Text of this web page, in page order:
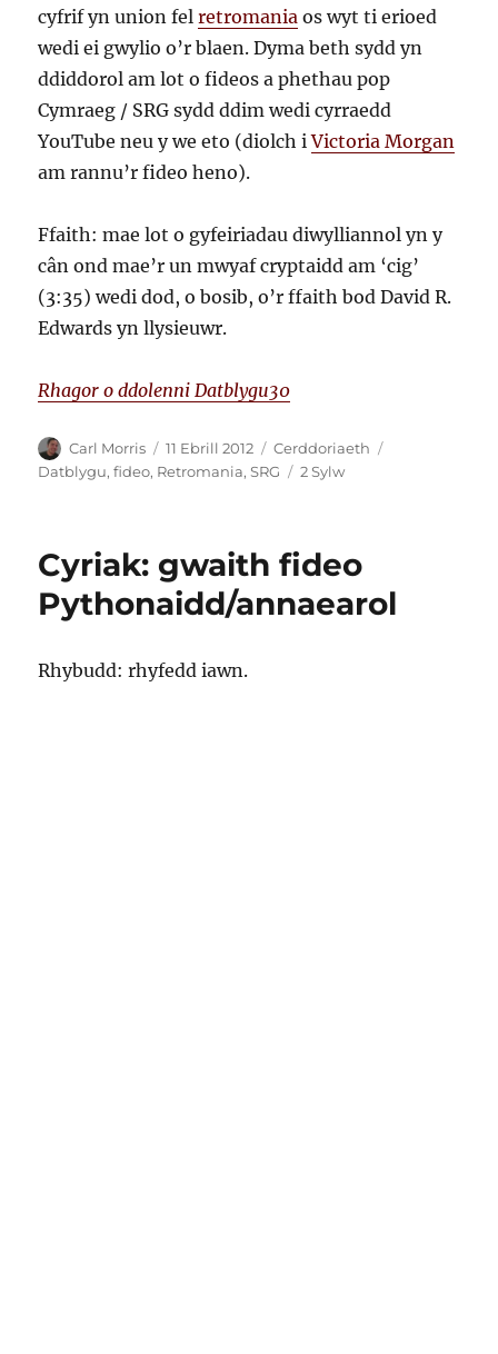
cyfrif yn union felretromania os wyt ti erioed
wedi ei gwylio o’r blaen. Dyma beth sydd yn
ddiddorol am lot o fideos a phethau pop
Cymraeg / SRG sydd ddim wedi cyrraedd
YouTube neu y we eto (diolch iVictoria Morgan
am rannu’r fideo heno).
Ffaith: mae lot o gyfeiriadau diwylliannol yn y
cân ond mae’r un mwyaf cryptaidd am ‘cig’
(3:35) wedi dod, o bosib, o’r ffaith bod David R.
Edwards yn llysieuwr.
Rhagor o ddolenni Datblygu30
Awdur
Carl Morris
Cofnodwyd
ar
11 Ebrill 2012 Categorïau
Cerddoriaeth
Datblygu,fideo, Retromania,SRG 2 Sylwar
Maes
Cyriak: gwaith fideo
Pythonaidd/annaearol
Rhybudd: rhyfedd iawn.